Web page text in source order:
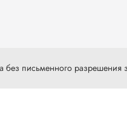
без письменного разрешения